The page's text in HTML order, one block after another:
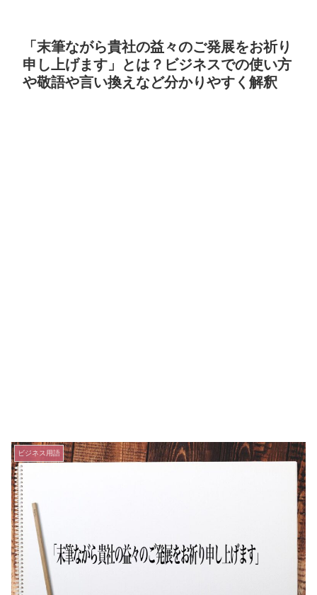
「末筆ながら貴社の益々のご発展をお祈り
申し上げます」とは？ビジネスでの使い方
や敬語や言い換えなど分かりやすく解釈
ビジネス用語